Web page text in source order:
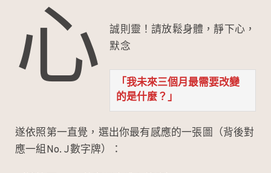
心
誠則靈！請放鬆身體，靜下心，
默念
「我未來三個月最需要改變
的是什麼？」
遂依照第一直覺，選出你最有感應的一張圖（背後對
應一組No. J數字牌）：